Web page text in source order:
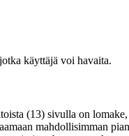
käyttäjä voi havaita.
(13) sivulla on
mahdollisimman